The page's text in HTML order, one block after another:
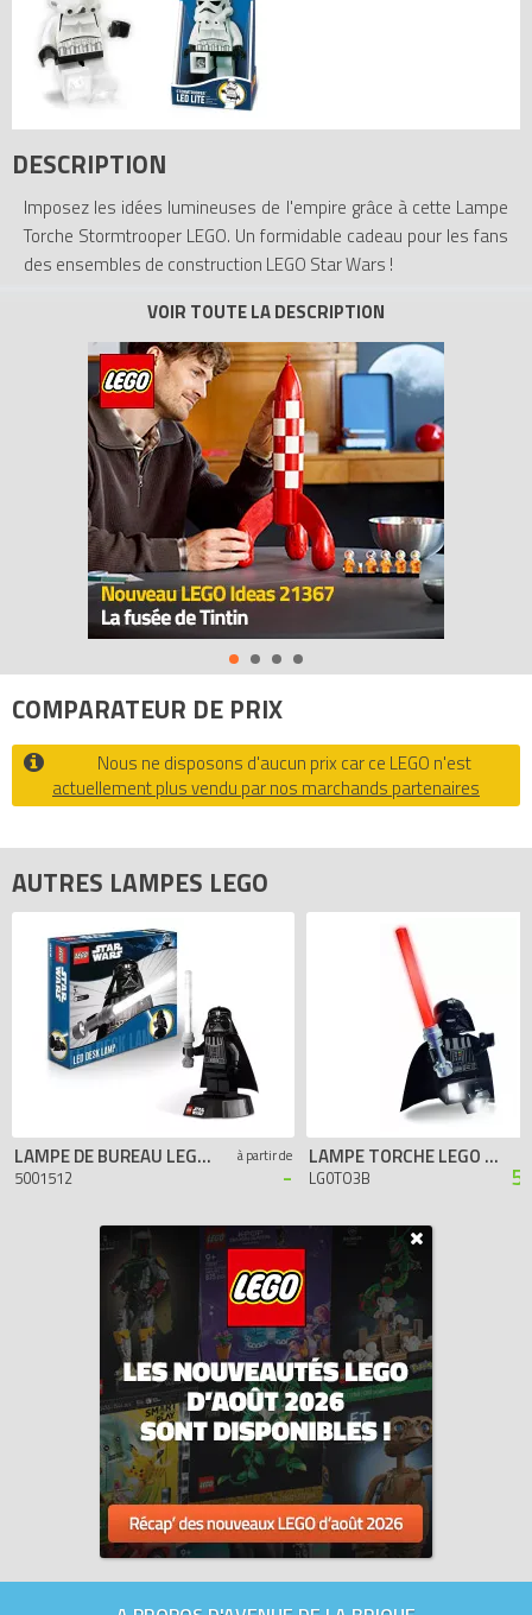
DESCRIPTION
Imposez les idées lumineuses de l'empire grâce à cette Lampe
Torche Stormtrooper LEGO. Un formidable cadeau pour les fans
des ensembles de construction LEGO Star Wars !
- Inclut une authentique figurine de Stormtrooper
- Bras et jambes articulés
- Fonctionne avec 4 piles AAA (non incluses)
- Mesure 22 cm
Tous les prix du LEGO Lampes LGLTO5B Lampe Torche Lego
Stormtrooper ()
sur Avenue de la brique, comparateur de prix
100% LEGO.
Code EAN du LEGO Lampes LGLTO5B : 4895028508067.
COMPARATEUR DE PRIX
Nous ne disposons d'aucun prix car ce LEGO n'est
actuellement plus vendu par nos marchands partenaires
AUTRES LAMPES LEGO
LAMPE DE BUREAU LEGO DARK VADOR
5001512
à partir de
-
LAMPE TORCHE LEGO DARK VADOR
LG0TO3B